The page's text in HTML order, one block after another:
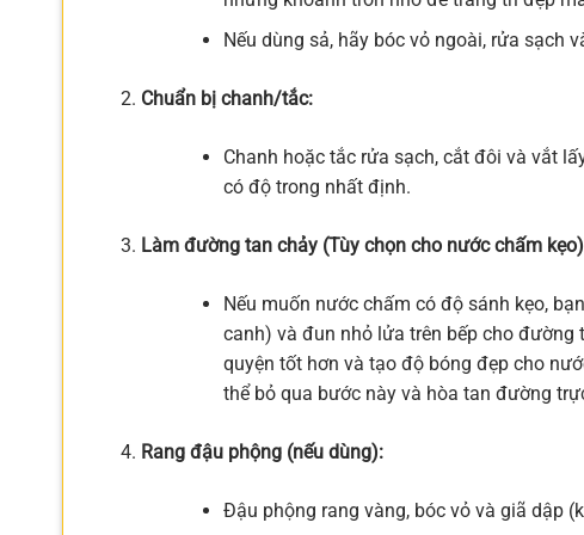
Nếu dùng sả, hãy bóc vỏ ngoài, rửa sạch
Chuẩn bị chanh/tắc:
Chanh hoặc tắc rửa sạch, cắt đôi và vắt
có độ trong nhất định.
Làm đường tan chảy (Tùy chọn cho nước chấm
Nếu muốn nước chấm có độ sánh kẹo,
canh) và đun nhỏ lửa trên bếp cho
quyện tốt hơn và tạo độ bóng đẹp cho
thể bỏ qua bước này và hòa tan đường
Rang đậu phộng (nếu dùng):
Đậu phộng rang vàng, bóc vỏ và giã dập